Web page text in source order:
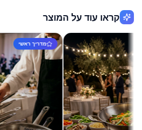
קראו עוד על המוצר
מדריך ראשי